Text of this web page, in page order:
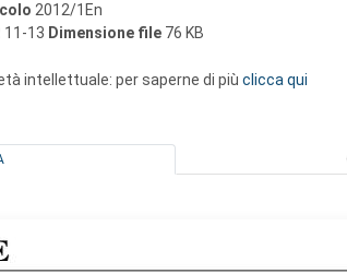
2012/1En
11-13 Dimensione file 76 KB
intellettuale: per saperne di più clicca qui